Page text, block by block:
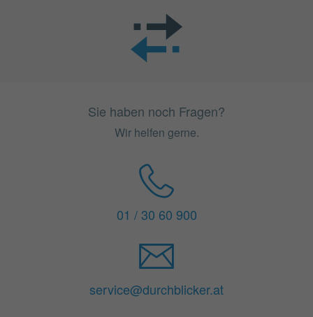
Sie haben noch Fragen?
Wir helfen gerne.
01 / 30 60 900
service@durchblicker.at